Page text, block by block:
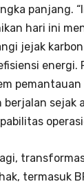
panjang.
hari ini
jejak
energi.
berjalan sejak
termasuk